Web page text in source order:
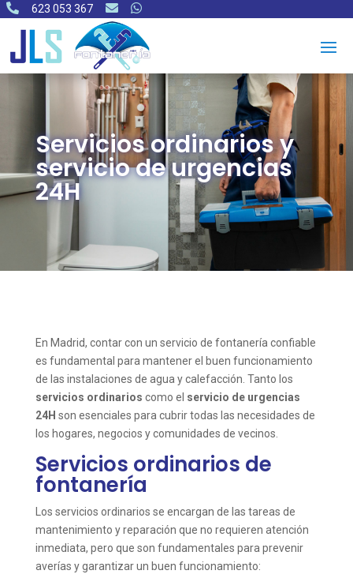
 623 053 367  
Servicios ordinarios y
servicio de urgencias
24H
En Madrid, contar con un servicio de fontanería confiable
es fundamental para mantener el buen funcionamiento
de las instalaciones de agua y calefacción. Tanto los
servicios ordinarios como el servicio de urgencias
24H son esenciales para cubrir todas las necesidades de
los hogares, negocios y comunidades de vecinos.
Servicios ordinarios de
fontanería
Los servicios ordinarios se encargan de las tareas de
mantenimiento y reparación que no requieren atención
inmediata, pero que son fundamentales para prevenir
averías y garantizar un buen funcionamiento: